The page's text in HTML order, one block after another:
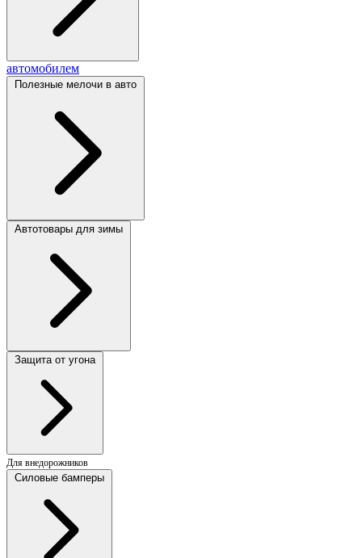
автомобилем
Полезные мелочи в авто
Автотовары для зимы
Защита от угона
Для внедорожников
Силовые бамперы